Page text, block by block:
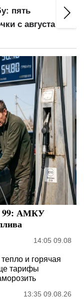
пять
с августа
99: АМКУ
14:05 09.08
и горячая
тарифы
13:35 09.08.26